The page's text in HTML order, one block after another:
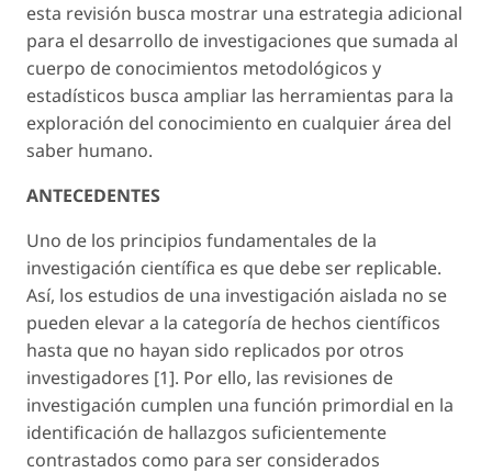
esta revisión busca mostrar una estrategia adicional
para el desarrollo de investigaciones que sumada al
cuerpo de conocimientos metodológicos y
estadísticos busca ampliar las herramientas para la
exploración del conocimiento en cualquier área del
saber humano.
ANTECEDENTES
Uno de los principios fundamentales de la
investigación científica es que debe ser replicable.
Así, los estudios de una investigación aislada no se
pueden elevar a la categoría de hechos científicos
hasta que no hayan sido replicados por otros
investigadores [1]. Por ello, las revisiones de
investigación cumplen una función primordial en la
identificación de hallazgos suficientemente
contrastados como para ser considerados